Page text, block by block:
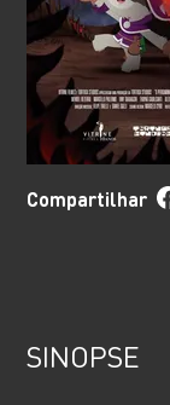
Compartilhar
SINOPSE